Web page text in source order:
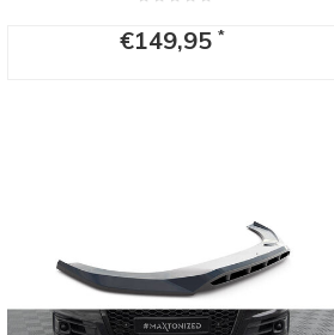
€149,95*